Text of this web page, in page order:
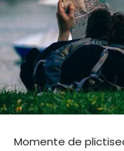
Momente de